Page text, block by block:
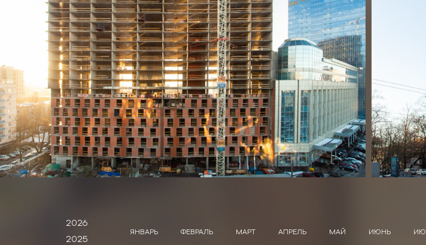
2026
2025
ЯНВАРЬ ФЕВРАЛЬ МАРТ АПРЕЛЬ МАЙ ИЮНЬ